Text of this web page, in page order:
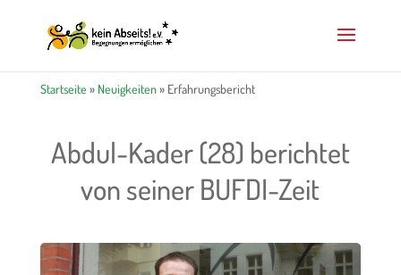
Startseite » Neuigkeiten»Erfahrungsbericht
Abdul-Kader (28) berichtet
von seiner BUFDI-Zeit